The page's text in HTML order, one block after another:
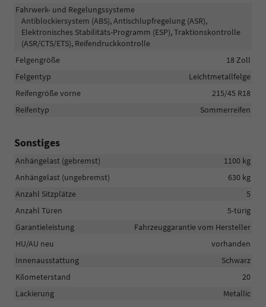
Fahrwerk- und Regelungssysteme
Antiblockiersystem (ABS), Antischlupfregelung (ASR),
Elektronisches Stabilitäts-Programm (ESP), Traktionskontrolle
(ASR/CTS/ETS), Reifendruckkontrolle
Felgengröße
18 Zoll
Felgentyp
Leichtmetallfelge
Reifengröße vorne
215/45 R18
Reifentyp
Sommerreifen
Sonstiges
Anhängelast (gebremst)
1100 kg
Anhängelast (ungebremst)
630 kg
Anzahl Sitzplätze
5
Anzahl Türen
5-türig
Garantieleistung
Fahrzeuggarantie vom Hersteller
HU/AU neu
vorhanden
Innenausstattung
Schwarz
Kilometerstand
20
Lackierung
Metallic